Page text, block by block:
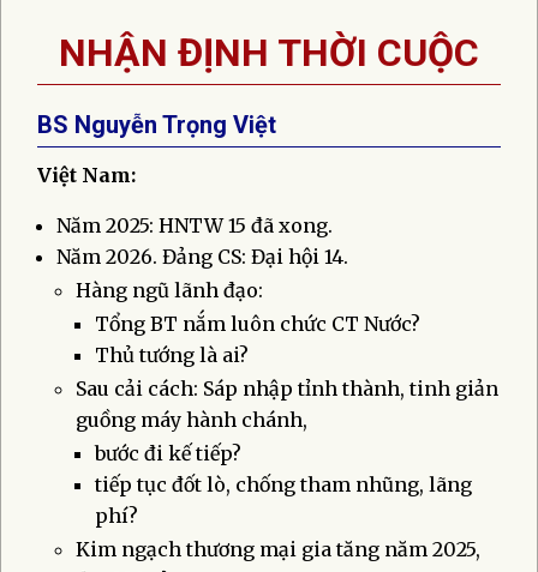
NHẬN ĐỊNH THỜI CUỘC
BS Nguyễn Trọng Việt
Việt Nam:
Năm 2025: HNTW 15 đã xong.
Năm 2026. Đảng CS: Đại hội 14.
Hàng ngũ lãnh đạo:
Tổng BT nắm luôn chức CT Nước?
Thủ tướng là ai?
Sau cải cách: Sáp nhập tỉnh thành, tinh giản
guồng máy hành chánh,
bước đi kế tiếp?
tiếp tục đốt lò, chống tham nhũng, lãng
phí?
Kim ngạch thương mại gia tăng năm 2025,